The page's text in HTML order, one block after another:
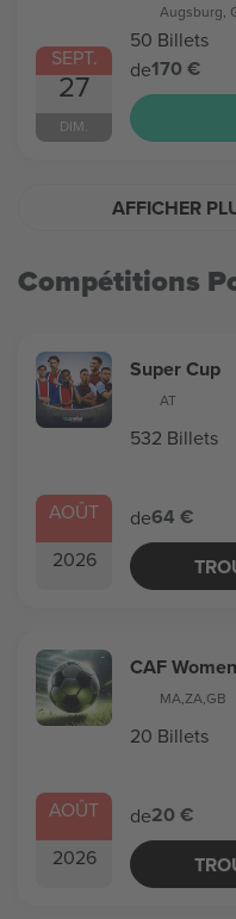
SEPT.
27
DIM.
Augsburg,
50 Billets
de170 €
AFFICHER
Compétitions
AOÛT
2026
Super Cup
AT
532 Billets
de64 €
AOÛT
2026
CAF
MA,ZA,GB
20 Billets
de20 €